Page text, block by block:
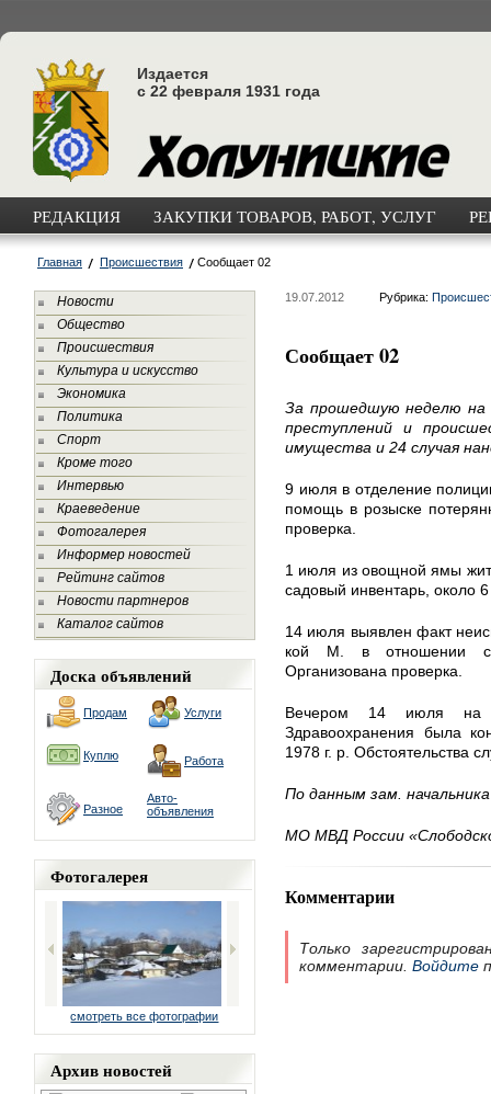
Издается
с 22 февраля 1931 года
РЕДАКЦИЯ ЗАКУПКИ ТОВАРОВ, РАБОТ, УСЛУГ
Главная Происшествия Сообщает 02
Новости
Общество
Происшествия
Культура и искусство
Экономика
Политика
Спорт
Кроме того
Интервью
Краеведение
Фотогалерея
Информер новостей
Рейтинг сайтов
Новости партнеров
Каталог сайтов
Доска объявлений
Продам Услуги
Куплю Работа
Разное
Авто-
объявления
Фотогалерея
смотреть все фотографии
Архив новостей
19.07.2012 Рубрика:
Сообщает 02
За прошедшую неделю на
преступлений и
имущества и 24 случая
9 июля в отделение
помощь в розыске
проверка.
1 июля из овощной ямы
садовый инвентарь, около
14 июля выявлен факт
кой М. в отношении
Организована проверка.
Вечером 14 июля на
Здравоохранения была
1978 г. р. Обстоятельства
По данным зам.
МО МВД России
Комментарии
Только
комментарии. Войдите